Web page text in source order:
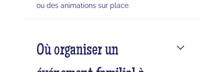
ou des animations sur place.
Où organiser un